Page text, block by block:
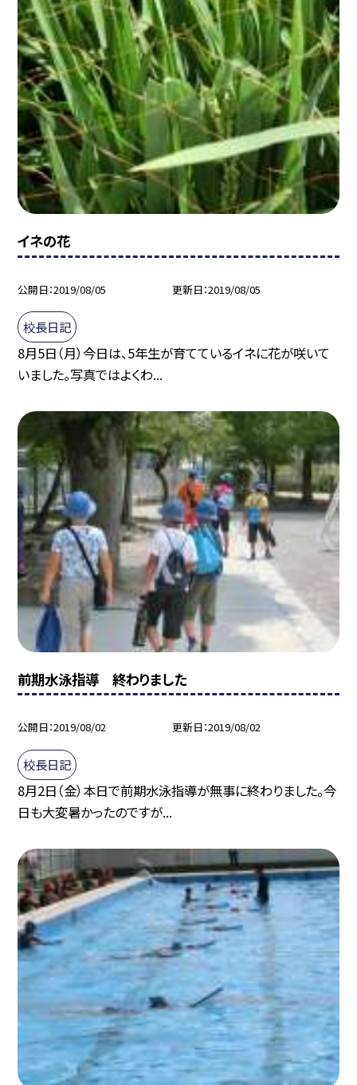
イネの花
公開日 2019/08/05 更新日 2019/08/05
校長日記
8月5日（月）今日は、5年生が育てているイネに花が咲いて
いました。写真ではよくわ...
前期水泳指導 終わりました
公開日 2019/08/02 更新日 2019/08/02
校長日記
8月2日（金）本日で前期水泳指導が無事に終わりました。今
日も大変暑かったのですが...